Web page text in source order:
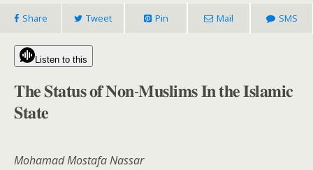
Share Tweet Pin Mail SMS
Listen to this
𝐓𝐡𝐞 𝐒𝐭𝐚𝐭𝐮𝐬 𝐨𝐟 𝐍𝐨𝐧-𝐌𝐮𝐬𝐥𝐢𝐦𝐬 𝐈𝐧 𝐭𝐡𝐞 𝐈𝐬𝐥𝐚𝐦𝐢𝐜
𝐒𝐭𝐚𝐭𝐞
Mohamad Mostafa Nassar